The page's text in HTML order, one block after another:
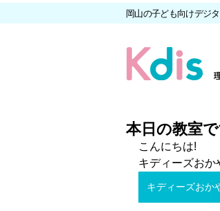
岡山の子ども向けデジ
本日の教室で
こんにちは!
キディーズおか
キディーズおか